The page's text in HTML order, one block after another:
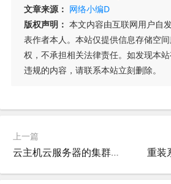
文章来源： 网络小编D
版权声明： 本文内容由互联网用户自
表作者本人。本站仅提供信息存储空
权，不承担相关法律责任。如发现本
违规的内容，请联系本站立刻删除。
上一篇
云主机云服务器的集群说明